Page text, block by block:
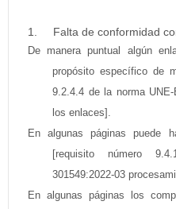
Falta de conformidad
De manera puntual algún
propósito específico de
9.2.4.4 de la norma
los enlaces].
En algunas páginas puede
[requisito número
301549:2022-03
En algunas páginas los